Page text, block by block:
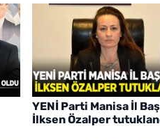
YENİ Parti Manisa İl
İlksen Özalper